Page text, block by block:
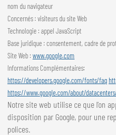
nom du navigateur
Concernés : visiteurs du site Web
Technologie : appel JavaScript
Base juridique : consentement, cadre de
Site Web : www.google.com
Informations Complémentaires:
https://developers.google.com/fonts/faq
https://www.google.com/about/
Notre site web utilise ce que l'on
disposition par Google, pour une
polices.